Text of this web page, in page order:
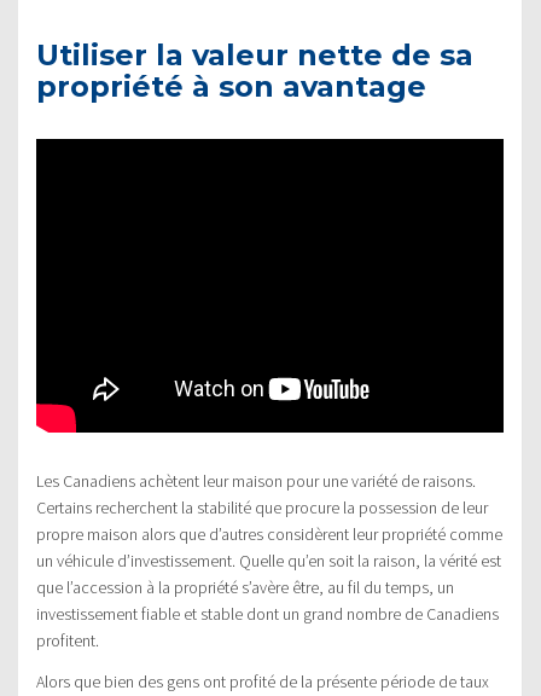
Utiliser la valeur nette de sa
propriété à son avantage
Les Canadiens achètent leur maison pour une variété de raisons.
Certains recherchent la stabilité que procure la possession de leur
propre maison alors que d’autres considèrent leur propriété comme
un véhicule d’investissement. Quelle qu’en soit la raison, la vérité est
que l’accession à la propriété s’avère être, au fil du temps, un
investissement fiable et stable dont un grand nombre de Canadiens
profitent.
Alors que bien des gens ont profité de la présente période de taux